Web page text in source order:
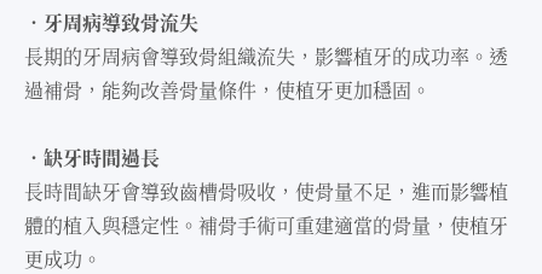
．牙周病導致骨流失
長期的牙周病會導致骨組織流失，影響植牙的成功率。透
過補骨，能夠改善骨量條件，使植牙更加穩固。
．缺牙時間過長
長時間缺牙會導致⿒槽骨吸收，使骨量不⾜，進⽽影響植
體的植入與穩定性。補骨⼿術可重建適當的骨量，使植牙
更成功。